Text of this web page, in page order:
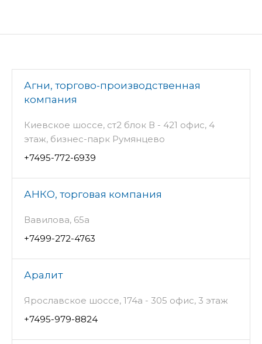
Агни, торгово-производственная
компания
Киевское шоссе, ст2 блок В - 421 офис, 4
этаж, бизнес-парк Румянцево
+7495-772-6939
АНКО, торговая компания
Вавилова, 65а
+7499-272-4763
Аралит
Ярославское шоссе, 174а - 305 офис, 3 этаж
+7495-979-8824